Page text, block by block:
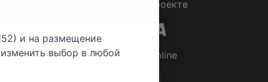
О проекте
© 2026Rabotniki.online
и на размещение
выбор в любой